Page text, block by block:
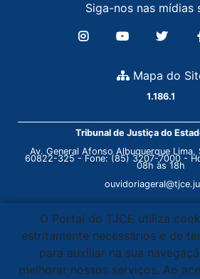
Siga-nos nas mídias
Mapa do
1.186.1
Tribunal de Justiça do
Av. General Afonso Albuquerque Lima,
60822-325 - Fone: (85) 3207-7000 -
08h às 18h
O Portal do TJCE utiliza
estritamente necessários e de
para auxiliar na sua
melhorar nossos serviços. Ao